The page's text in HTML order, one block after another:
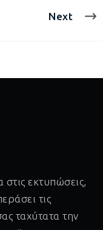
Next
εκτυπώσεις,
τις
ταχύτατα την